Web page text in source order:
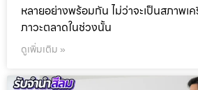
หลายอย่างพร้อมกัน ไม่ว่าจะเป็นสภาพเ
ภาวะตลาดในช่วงนั้น
ดูเพิ่มเติม »